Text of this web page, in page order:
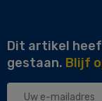
Dit artikel
gestaan. Blijf
Uw